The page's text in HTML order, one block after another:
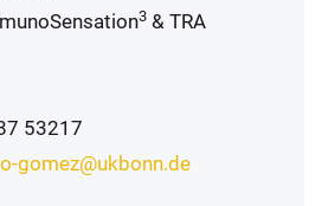
3 & TRA
53217
gomez@ukbonn.de